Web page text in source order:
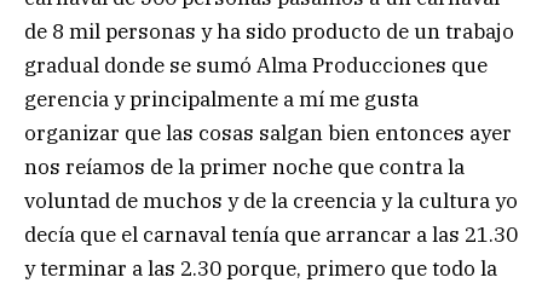
de 8 mil personas y ha sido producto de un trabajo
gradual donde se sumó Alma Producciones que
gerencia y principalmente a mí me gusta
organizar que las cosas salgan bien entonces ayer
nos reíamos de la primer noche que contra la
voluntad de muchos y de la creencia y la cultura yo
decía que el carnaval tenía que arrancar a las 21.30
y terminar a las 2.30 porque, primero que todo la